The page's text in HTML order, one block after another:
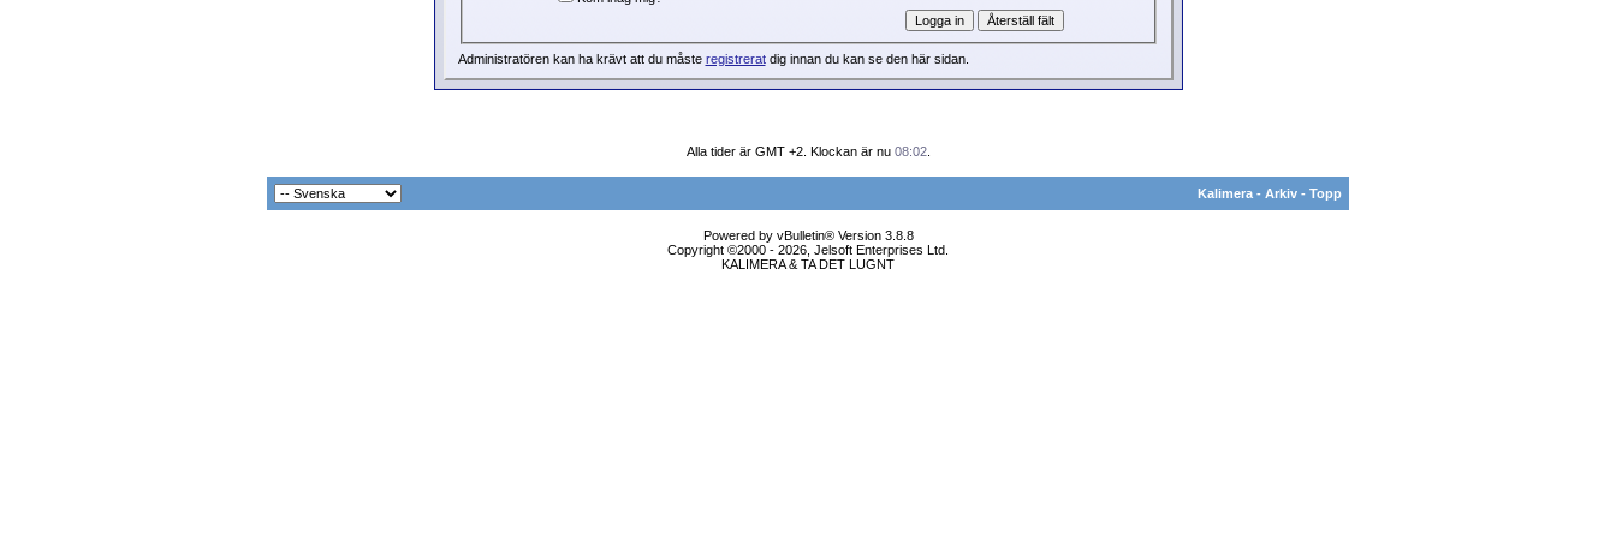
Administratören kan ha krävt att du måste registreratdig innan du kan se den här sidan.
Alla tider är GMT +2. Klockan är nu 08:02.
Kalimera - Arkiv - Topp
Powered by vBulletin® Version 3.8.8
Copyright ©2000 - 2026, Jelsoft Enterprises Ltd.
KALIMERA & TA DET LUGNT